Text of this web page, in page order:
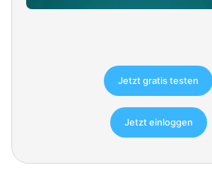
Jetzt gratis testen
Jetzt einloggen